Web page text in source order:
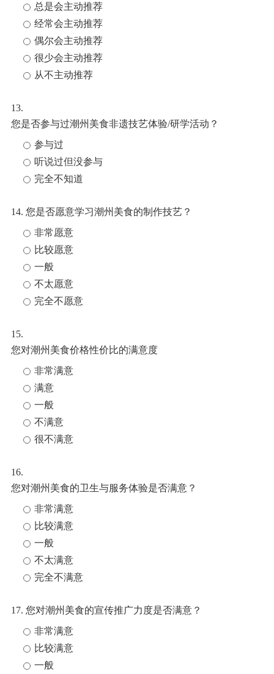
总是会主动推荐
经常会主动推荐
偶尔会主动推荐
很少会主动推荐
从不主动推荐
13.
您是否参与过潮州美食非遗技艺体验/研学活动？
参与过
听说过但没参与
完全不知道
14. 您是否愿意学习潮州美食的制作技艺？
非常愿意
比较愿意
一般
不太愿意
完全不愿意
15.
您对潮州美食价格性价比的满意度
非常满意
满意
一般
不满意
很不满意
16.
您对潮州美食的卫生与服务体验是否满意？
非常满意
比较满意
一般
不太满意
完全不满意
17. 您对潮州美食的宣传推广力度是否满意？
非常满意
比较满意
一般